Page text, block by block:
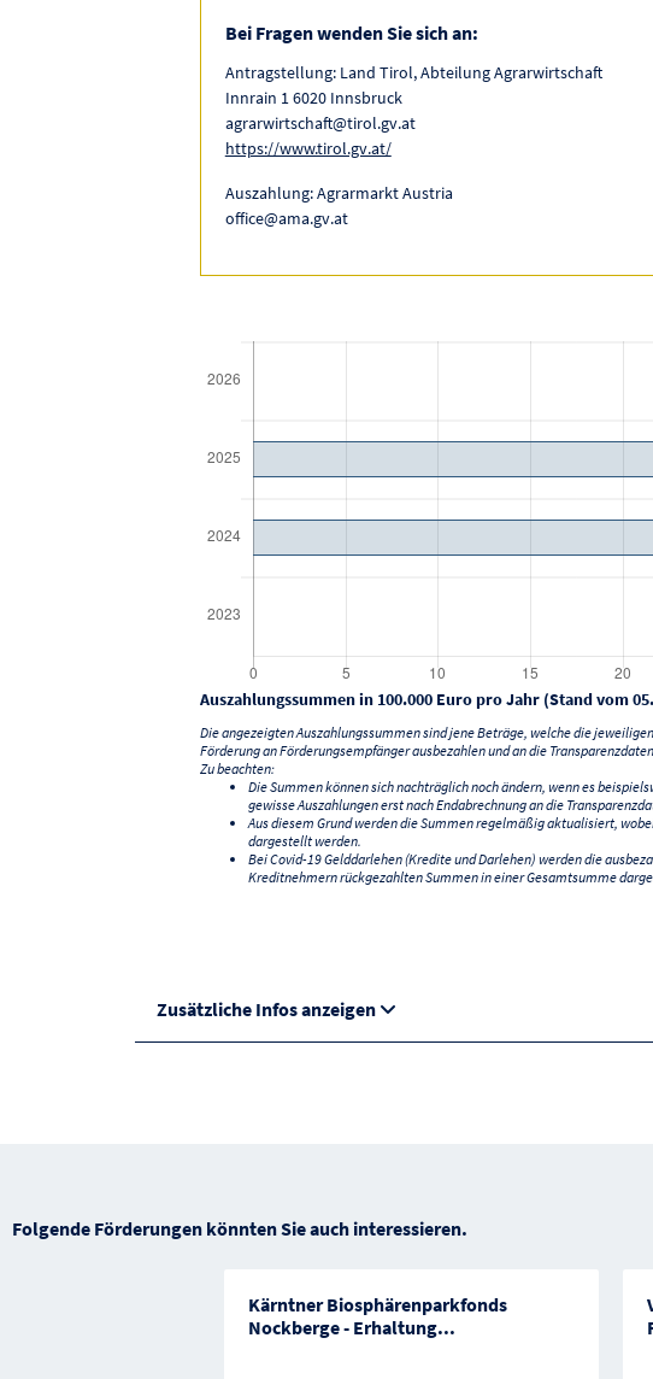
Bei Fragen wenden Sie sich an:
Antragstellung: Land Tirol, Abteilung Agrarwirtschaft
Innrain 1 6020 Innsbruck
agrarwirtschaft@tirol.gv.at
https://www.tirol.gv.at/
Auszahlung: Agrarmarkt Austria
office@ama.gv.at
Auszahlungssummen in 100.000 Euro pro Jahr (Stand vom
Die angezeigten Auszahlungssummen sind jene Beträge, welche die
Förderung an Förderungsempfänger ausbezahlen und an die
Zu beachten:
Die Summen können sich nachträglich noch ändern, wenn es
gewisse Auszahlungen erst nach Endabrechnung an die
Aus diesem Grund werden die Summen regelmäßig aktualisiert,
dargestellt werden.
Bei Covid-19 Gelddarlehen (Kredite und Darlehen) werden die
Kreditnehmern rückgezahlten Summen in einer Gesamtsumme
Zusätzliche Infos anzeigen
Folgende Förderungen könnten Sie auch interessieren.
Kärntner Biosphärenparkfonds
Nockberge - Erhaltung...